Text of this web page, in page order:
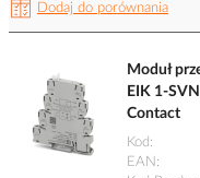
Dodaj do porównania
Moduł
EIK 1-
Contact
Kod
EAN